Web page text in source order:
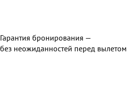
Гарантия бронирования —
без неожиданностей перед вылетом